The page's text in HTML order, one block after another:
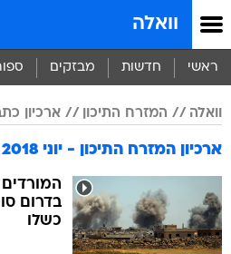
וואלה
ראשי חדשות מבזקים
וואלה המזרח התיכון ארכיון כתבות
ארכיון המזרח התיכון - יוני 2018
בדרום
כשלו